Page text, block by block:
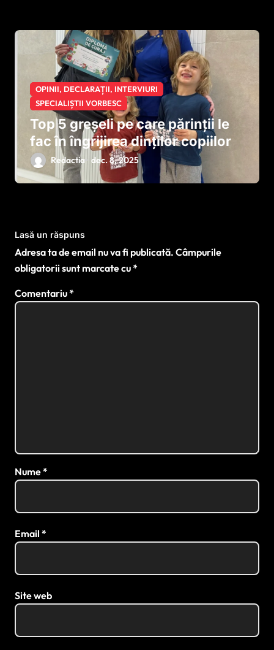
OPINII, DECLARAȚII, INTERVIURI
SPECIALIȘTII VORBESC
Top 5 greșeli pe care părinții le
fac în îngrijirea dinților copiilor
Redactia dec. 8, 2025
Lasă un răspuns
Adresa ta de email nu va fi publicată. Câmpurile
obligatorii sunt marcate cu*
Comentariu*
Nume*
Email *
Site web